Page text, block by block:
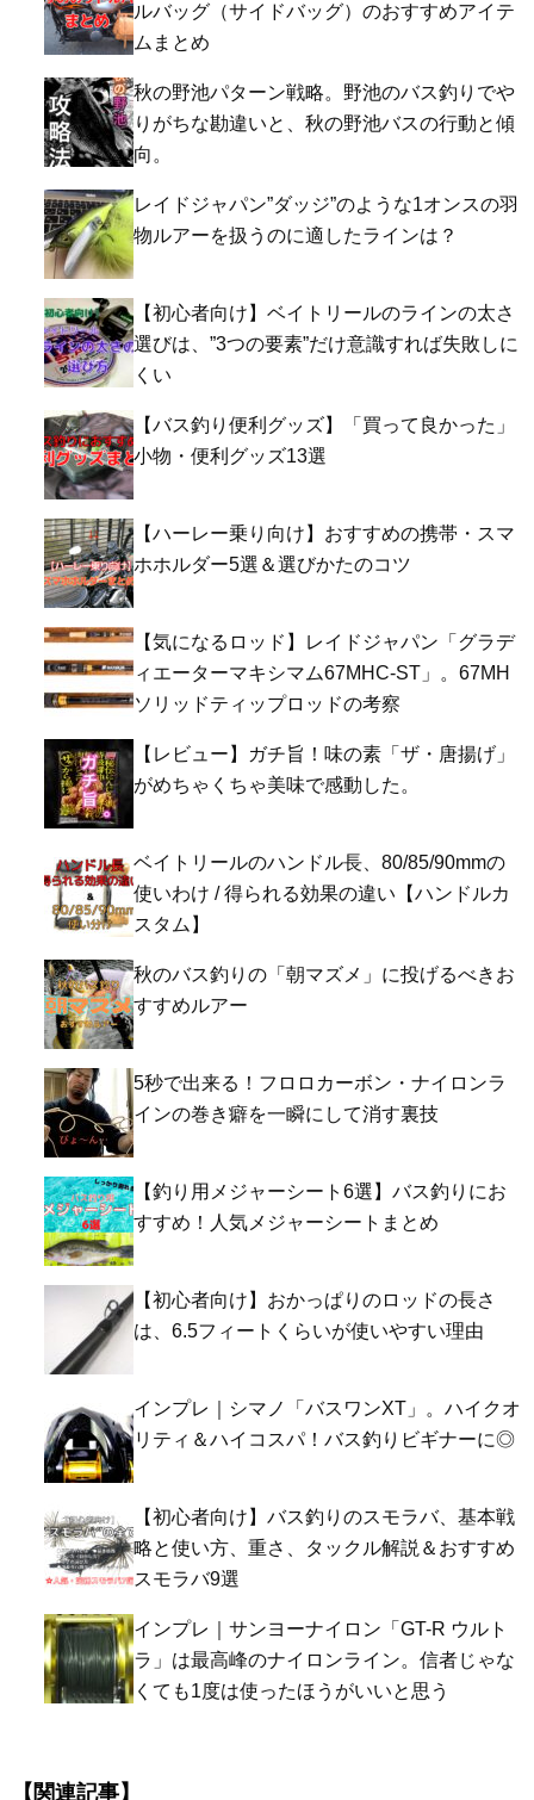
ルバッグ（サイドバッグ）のおすすめアイテ
ムまとめ
秋の野池パターン戦略。野池のバス釣りでや
りがちな勘違いと、秋の野池バスの行動と傾
向。
レイドジャパン”ダッジ”のような1オンスの羽
物ルアーを扱うのに適したラインは？
【初心者向け】ベイトリールのラインの太さ
選びは、”3つの要素”だけ意識すれば失敗しに
くい
【バス釣り便利グッズ】「買って良かった」
小物・便利グッズ13選
【ハーレー乗り向け】おすすめの携帯・スマ
ホホルダー5選＆選びかたのコツ
【気になるロッド】レイドジャパン「グラデ
ィエーターマキシマム67MHC-ST」。67MH
ソリッドティップロッドの考察
【レビュー】ガチ旨！味の素「ザ・唐揚げ」
がめちゃくちゃ美味で感動した。
ベイトリールのハンドル長、80/85/90mmの
使いわけ / 得られる効果の違い【ハンドルカ
スタム】
秋のバス釣りの「朝マズメ」に投げるべきお
すすめルアー
5秒で出来る！フロロカーボン・ナイロンラ
インの巻き癖を一瞬にして消す裏技
【釣り用メジャーシート6選】バス釣りにお
すすめ！人気メジャーシートまとめ
【初心者向け】おかっぱりのロッドの長さ
は、6.5フィートくらいが使いやすい理由
インプレ｜シマノ「バスワンXT」。ハイクオ
リティ＆ハイコスパ！バス釣りビギナーに◎
【初心者向け】バス釣りのスモラバ、基本戦
略と使い方、重さ、タックル解説＆おすすめ
スモラバ9選
インプレ｜サンヨーナイロン「GT-R ウルト
ラ」は最高峰のナイロンライン。信者じゃな
くても1度は使ったほうがいいと思う
【関連記事】